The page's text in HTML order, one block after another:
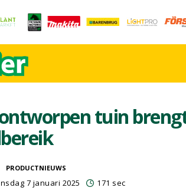
tuin
PRODUCTNIEUWS
7 januari 2025 171 sec